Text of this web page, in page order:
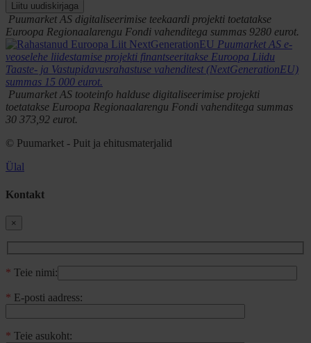
Liitu uudiskirjaga
Puumarket AS digitaliseerimise teekaardi projekti toetatakse
Euroopa Regionaalarengu Fondi vahenditega summas 9280 eurot.
Puumarket AS e-
veoselehe liidestamise projekti finantseeritakse Euroopa Liidu
Taaste- ja Vastupidavusrahastuse vahenditest (NextGenerationEU)
summas 15 000 eurot.
Puumarket AS tooteinfo halduse digitaliseerimise projekti
toetatakse Euroopa Regionaalarengu Fondi vahenditega summas
30 373,92 eurot.
© Puumarket - Puit ja ehitusmaterjalid
Ülal
Kontakt
×
* Teie nimi:
* E-posti aadress:
* Teie asukoht: